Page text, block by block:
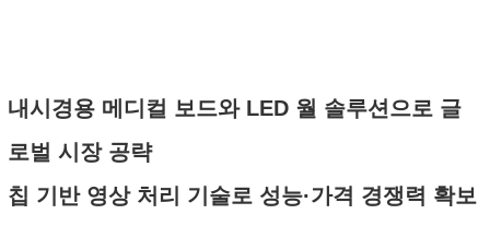
내시경용 메디컬 보드와 LED 월 솔루션으로 글
로벌 시장 공략
칩 기반 영상 처리 기술로 성능·가격 경쟁력 확보